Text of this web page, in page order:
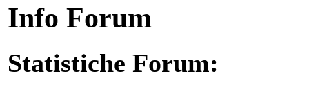
Info Forum
Statistiche Forum: